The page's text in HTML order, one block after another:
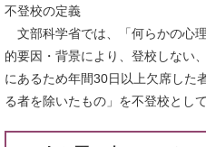
不登校の定義
文部科学省では、「何らかの心
的要因・背景により、登校しない
にあるため年間30日以上欠席した
る者を除いたもの」を不登校とし